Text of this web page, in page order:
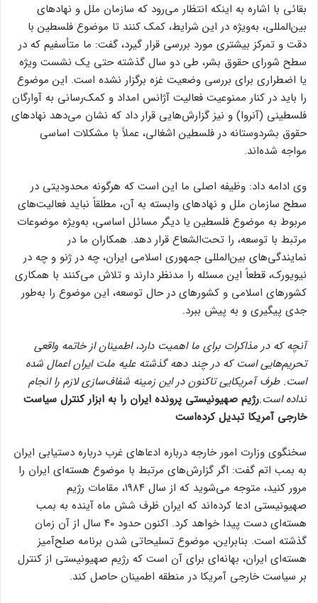
بقائی با اشاره به اینکه انتظار می‌رود که سازمان ملل و نهادهای
بین‌المللی، به‌ویژه در این شرایط، کمک کنند تا موضوع فلسطین با
دقت و تمرکز بیشتری مورد بررسی قرار گیرد، گفت: ما متأسفیم که در
سطح شورای حقوق بشر، طی دو سال گذشته حتی یک نشست ویژه
یا اضطراری برای بررسی وضعیت غزه برگزار نشده است. این موضوع
را باید در کنار ممنوعیت فعالیت آژانس امداد و کمک‌رسانی به آوارگان
فلسطینی (آنروا) و نیز گزارش‌هایی قرار داد که نشان می‌دهد نهادهای
حقوق بشردوستانه در فلسطین اشغالی، عملاً با مشکلات اساسی
مواجه شده‌اند.
وی ادامه داد: وظیفه اصلی ما این است که هرگونه محدودیتی در
سطح سازمان ملل و نهادهای وابسته به آن، مطلقاً نباید فعالیت‌های
مربوط به موضوع فلسطین یا دیگر مسائل اساسی، به‌ویژه موضوعات
مرتبط با توسعه، را تحت‌الشعاع قرار دهد. همکاران ما در
نمایندگی‌های بین‌المللی جمهوری اسلامی ایران، چه در ژنو و چه در
نیویورک، قطعاً این مسئله را مدنظر دارند و تلاش می‌کنند با همکاری
کشورهای اسلامی و کشورهای در حال توسعه، این موضوع را به‌طور
جدی پیگیری و به پیش ببرد.
آنچه که در مذاکرات برای ما اهمیت دارد، اطمینان از خاتمه واقعی
تحریم‌هایی است که در چند دهه گذشته علیه ملت ایران اعمال شده
است. طرف آمریکایی تاکنون در این زمینه شفاف‌سازی لازم را انجام
نداده است.رژیم صهیونیستی پرونده ایران را به ابزار کنترل سیاست
خارجی آمریکا تبدیل کرده‌است
سخنگوی وزارت امور خارجه درباره ادعاهای غرب درباره دستیابی ایران
به بمب اتم گفت: اگر گزارش‌های مرتبط با موضوع هسته‌ای ایران را
مرور کنید، متوجه می‌شوید که از سال ۱۹۸۴، مقامات رژیم
صهیونیستی ادعا کرده‌اند که ایران ظرف شش ماه آینده به بمب
هسته‌ای دست پیدا خواهد کرد. اکنون حدود ۴۰ سال از آن زمان
گذشته است. بنابراین، موضوع تسلیحاتی شدن برنامه صلح‌آمیز
هسته‌ای ایران، بهانه‌ای برای آن‌ است‌ که رژیم صهیونیستی از کنترل
بر سیاست خارجی آمریکا در منطقه اطمینان حاصل کند.